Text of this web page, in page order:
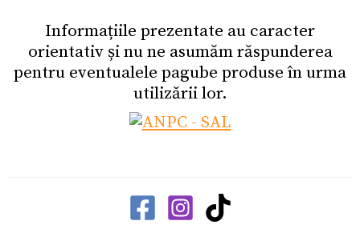
Informațiile prezentate au caracter
orientativ și nu ne asumăm răspunderea
pentru eventualele pagube produse în urma
utilizării lor.